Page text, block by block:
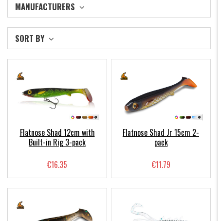
MANUFACTURERS
SORT BY
Flatnose Shad 12cm with
Built-in Rig 3-pack
€16.35
Flatnose Shad Jr 15cm 2-
pack
€11.79